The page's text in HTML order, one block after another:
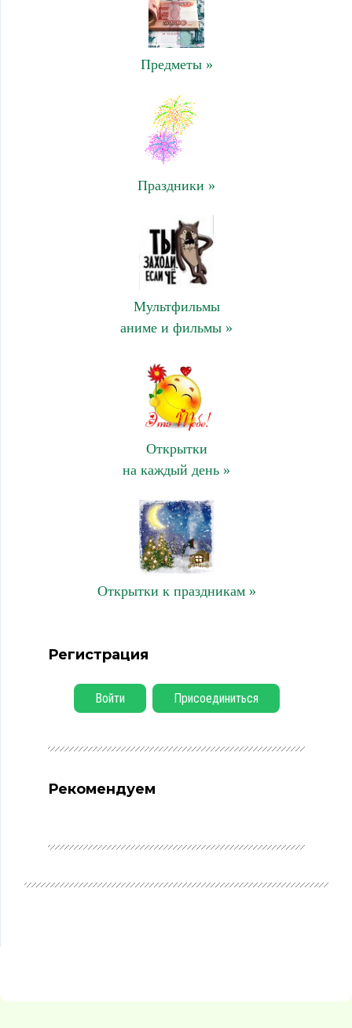
Предметы »
Праздники »
Мультфильмы
аниме и фильмы »
Открытки
на каждый день »
Открытки к праздникам »
Регистрация
Войти Присоединиться
Рекомендуем